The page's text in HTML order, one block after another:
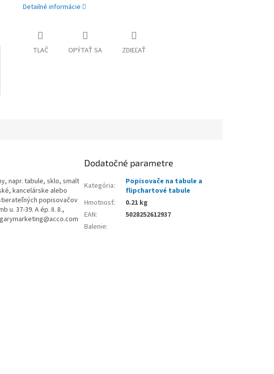
Detailné informácie
TLAČ OPÝTAŤ SA ZDIEĽAŤ
napr. tabule, sklo, smalt
kancelárske alebo
popisovačov
u. 37-39. A ép. II. 8.,
Dodatočné parametre
Kategória:
Popisovače na tabule a
flipchartové tabule
Hmotnosť:
0.21 kg
EAN:
5028252612937
Balenie: